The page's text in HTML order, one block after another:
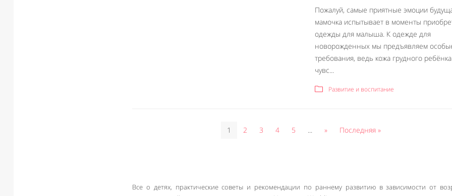
Пожалуй, самые приятные эмоции
мамочка испытывает в моменты
одежды для малыша. К одежде для
новорожденных мы предъявляем
требования, ведь кожа грудного
чувс...
Развитие и воспитание
1 2 3 4 5 ... » Последняя »
Все о детях, практические советы и рекомендации по раннему развитию в зависимости от